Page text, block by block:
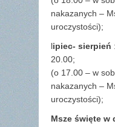
nakazanych –
uroczystości);
lipiec- sierpień
20.00;
(o 17.00 – w
nakazanych –
uroczystości);
Msze święte w